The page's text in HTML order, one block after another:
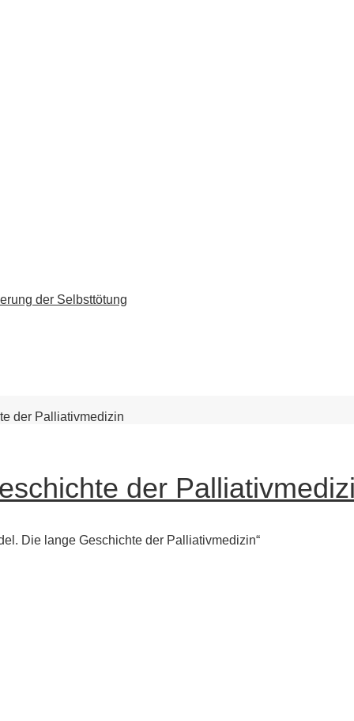
der Selbsttötung
der Palliativmedizin
der
Die lange Geschichte der Palliativmedizin“